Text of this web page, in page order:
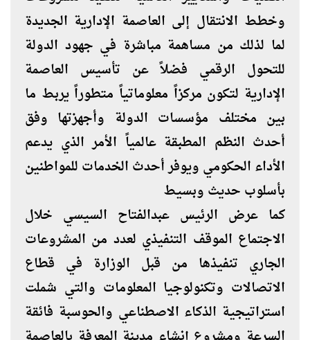
وخطط الانتقال إلى العاصمة الإدارية الجديدة
لما لذلك من مساهمة مباشرة في جهود الدولة
للتحول الرقمي فضلاً عن تأسيس العاصمة
الإدارية لتكون مركزاً معلوماتياً متطوراً يربط ما
بين مختلف مؤسسات الدولة وأجهزتها وفق
أحدث النظم المطبقة عالمياً الأمر الذي يدعم
الأداء الحكومي ويوفر أحدث الخدمات للمواطنين
بأسلوب حديث وبسيط
كما عرض الرئيس عبدالفتاح السيسي خلال
الاجتماع الموقف التنفيذي لعدد من المشروعات
الجاري تنفيذها من قبل الوزارة في قطاع
الاتصالات وتكنولوجيا المعلومات والتي شملت
استراتيجية الذكاء الاصطناعي والحوسبة فائقة